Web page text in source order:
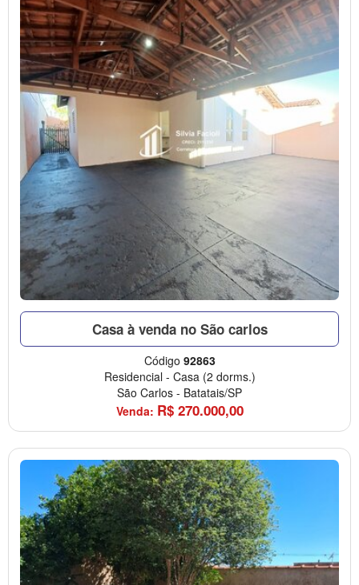
Casa à venda no São carlos
Código 92863
Residencial - Casa (2 dorms.)
São Carlos - Batatais/SP
Venda: R$ 270.000,00